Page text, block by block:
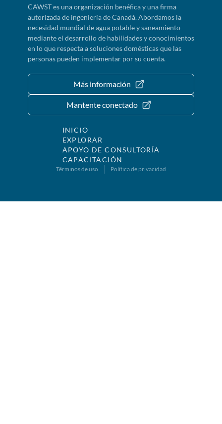
CAWST es una organización benéfica y una firma
autorizada de ingeniería de Canadá. Abordamos la
necesidad mundial de agua potable y saneamiento
mediante el desarrollo de habilidades y conocimientos
en lo que respecta a soluciones domésticas que las
personas pueden implementar por su cuenta.
Más información
Mantente conectado
INICIO
EXPLORAR
APOYO DE CONSULTORÍA
CAPACITACIÓN
Términos de uso Política de privacidad